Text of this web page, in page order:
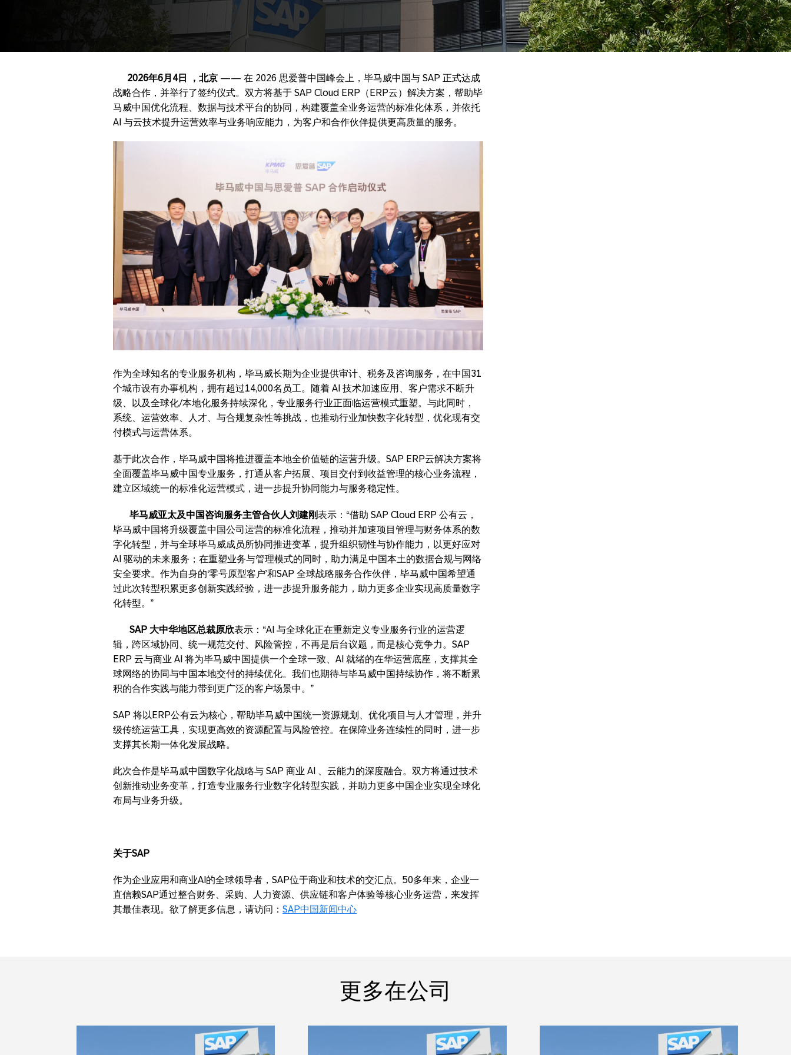
2026年6月4日 ，北京 —— 在 2026 思爱普中国峰会上，毕马威中国与 SAP 正式达成
战略合作，并举行了签约仪式。双方将基于 SAP Cloud ERP（ERP云）解决方案，帮助毕
马威中国优化流程、数据与技术平台的协同，构建覆盖全业务运营的标准化体系，并依托
AI 与云技术提升运营效率与业务响应能力，为客户和合作伙伴提供更高质量的服务。
作为全球知名的专业服务机构，毕马威长期为企业提供审计、税务及咨询服务，在中国31
个城市设有办事机构，拥有超过14,000名员工。随着 AI 技术加速应用、客户需求不断升
级、以及全球化/本地化服务持续深化，专业服务行业正面临运营模式重塑。与此同时，
系统、运营效率、人才、与合规复杂性等挑战，也推动行业加快数字化转型，优化现有交
付模式与运营体系。
基于此次合作，毕马威中国将推进覆盖本地全价值链的运营升级。SAP ERP云解决方案将
全面覆盖毕马威中国专业服务，打通从客户拓展、项目交付到收益管理的核心业务流程，
建立区域统一的标准化运营模式，进一步提升协同能力与服务稳定性。
毕马威亚太及中国咨询服务主管合伙人刘建刚表示：“借助 SAP Cloud ERP 公有云，
毕马威中国将升级覆盖中国公司运营的标准化流程，推动并加速项目管理与财务体系的数
字化转型，并与全球毕马威成员所协同推进变革，提升组织韧性与协作能力，以更好应对
AI 驱动的未来服务；在重塑业务与管理模式的同时，助力满足中国本土的数据合规与网络
安全要求。作为自身的‘零号原型客户’和SAP 全球战略服务合作伙伴，毕马威中国希望通
过此次转型积累更多创新实践经验，进一步提升服务能力，助力更多企业实现高质量数字
化转型。”
SAP 大中华地区总裁原欣表示：“AI 与全球化正在重新定义专业服务行业的运营逻
辑，跨区域协同、统一规范交付、风险管控，不再是后台议题，而是核心竞争力。SAP
ERP 云与商业 AI 将为毕马威中国提供一个全球一致、AI 就绪的在华运营底座，支撑其全
球网络的协同与中国本地交付的持续优化。我们也期待与毕马威中国持续协作，将不断累
积的合作实践与能力带到更广泛的客户场景中。”
SAP 将以ERP公有云为核心，帮助毕马威中国统一资源规划、优化项目与人才管理，并升
级传统运营工具，实现更高效的资源配置与风险管控。在保障业务连续性的同时，进一步
支撑其长期一体化发展战略。
此次合作是毕马威中国数字化战略与 SAP 商业 AI 、云能力的深度融合。双方将通过技术
创新推动业务变革，打造专业服务行业数字化转型实践，并助力更多中国企业实现全球化
布局与业务升级。
关于SAP
作为企业应用和商业AI的全球领导者，SAP位于商业和技术的交汇点。50多年来，企业一
直信赖SAP通过整合财务、采购、人力资源、供应链和客户体验等核心业务运营，来发挥
其最佳表现。欲了解更多信息，请访问： SAP中国新闻中心
更多在公司